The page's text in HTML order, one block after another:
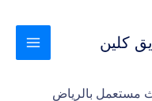
كلين
مستعمل بالرياض